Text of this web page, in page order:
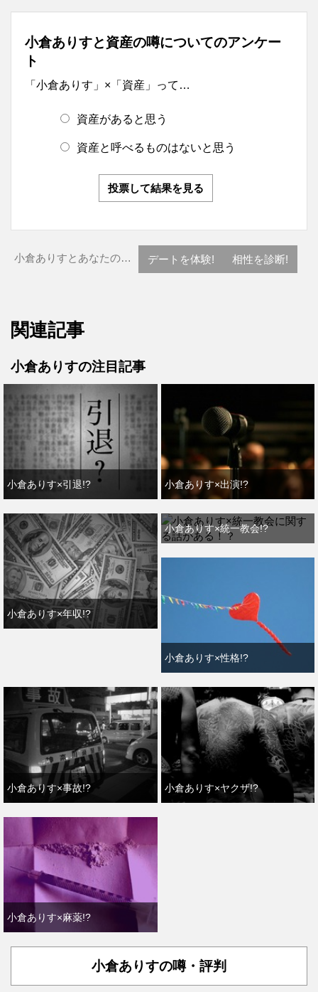
小倉ありすと資産の噂についてのアンケー
ト
「小倉ありす」×「資産」って…
資産があると思う
資産と呼べるものはないと思う
投票して結果を見る
小倉ありすとあなたの… デートを体験! 相性を診断!
関連記事
小倉ありすの注目記事
小倉ありす×引退!? 小倉ありす×出演!?
小倉ありす×年収!?
小倉ありす×統一教会!?
小倉ありす×性格!?
小倉ありす×事故!? 小倉ありす×ヤクザ!?
小倉ありす×麻薬!?
小倉ありすの噂・評判